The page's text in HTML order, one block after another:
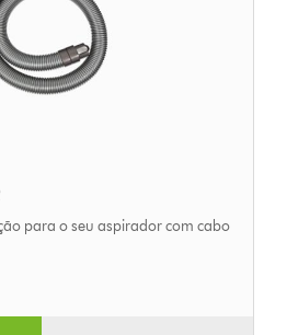
para o seu aspirador com cabo